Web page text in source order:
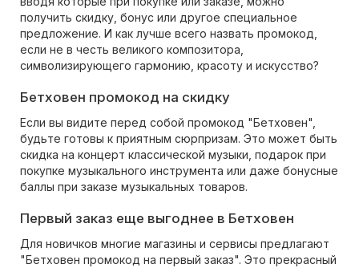
получить скидку, бонус или другое специальное
предложение. И как лучше всего назвать промокод,
если не в честь великого композитора,
символизирующего гармонию, красоту и искусство?
Бетховен промокод на скидку
Если вы видите перед собой промокод "Бетховен",
будьте готовы к приятным сюрпризам. Это может быть
скидка на концерт классической музыки, подарок при
покупке музыкального инструмента или даже бонусные
баллы при заказе музыкальных товаров.
Первый заказ еще выгоднее в Бетховен
Для новичков многие магазины и сервисы предлагают
"Бетховен промокод на первый заказ". Это прекрасный